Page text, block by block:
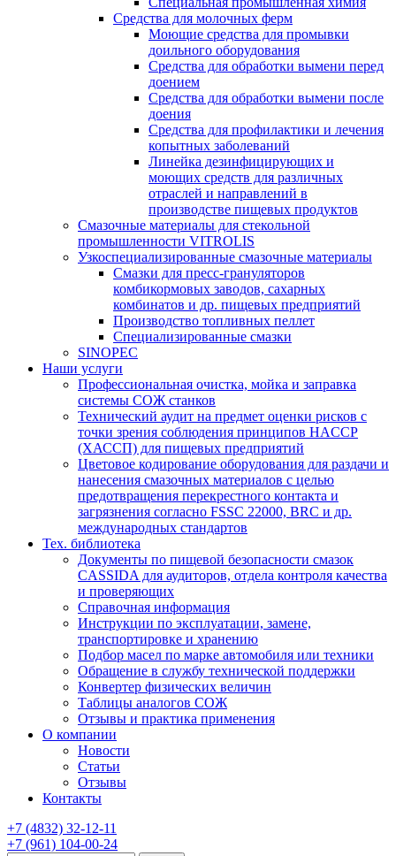
Средства для молочных ферм
Моющие средства для промывки
доильного оборудования
Средства для обработки вымени перед
доением
Средства для обработки вымени после
доения
Средства для профилактики и лечения
копытных заболеваний
Линейка дезинфицирующих и
моющих средств для различных
отраслей и направлений в
производстве пищевых продуктов
Смазочные материалы для стекольной
промышленности VITROLIS
Узкоспециализированные смазочные материалы
Смазки для пресс-грануляторов
комбикормовых заводов, сахарных
комбинатов и др. пищевых предприятий
Производство топливных пеллет
Специализированные смазки
SINOPEC
Наши услуги
Профессиональная очистка, мойка и заправка
системы СОЖ станков
Технический аудит на предмет оценки рисков с
точки зрения соблюдения принципов HACCP
(ХАССП) для пищевых предприятий
Цветовое кодирование оборудования для раздачи и
нанесения смазочных материалов с целью
предотвращения перекрестного контакта и
загрязнения согласно FSSC 22000, BRC и др.
международных стандартов
Тех. библиотека
Документы по пищевой безопасности смазок
CASSIDA для аудиторов, отдела контроля качества
и проверяющих
Справочная информация
Инструкции по эксплуатации, замене,
транспортировке и хранению
Подбор масел по марке автомобиля или техники
Обращение в службу технической поддержки
Конвертер физических величин
Таблицы аналогов СОЖ
Отзывы и практика применения
О компании
Новости
Статьи
Отзывы
Контакты
+7 (4832) 32-12-11
+7 (961) 104-00-24